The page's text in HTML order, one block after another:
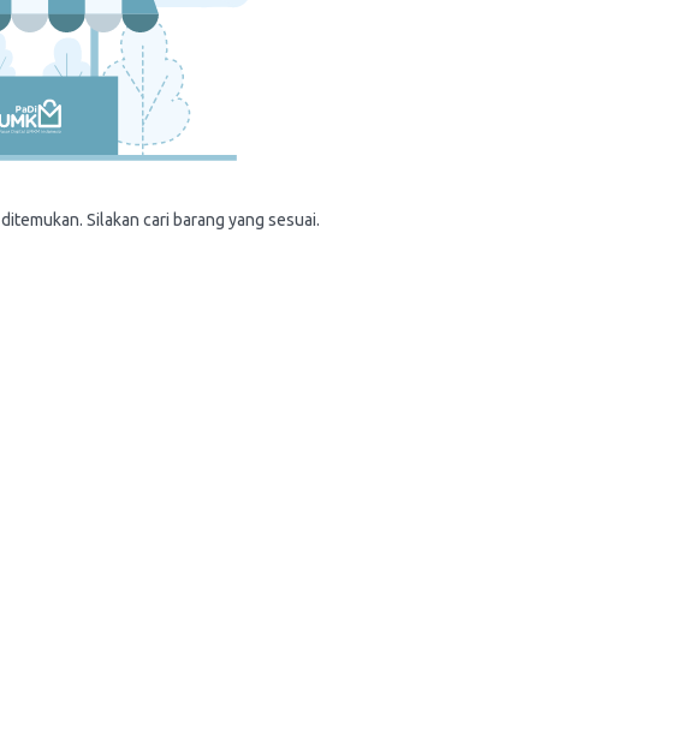
Silakan cari barang yang sesuai.